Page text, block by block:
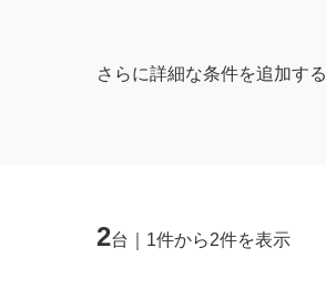
さらに詳細な条件を追加する
2台｜1件から2件を表示